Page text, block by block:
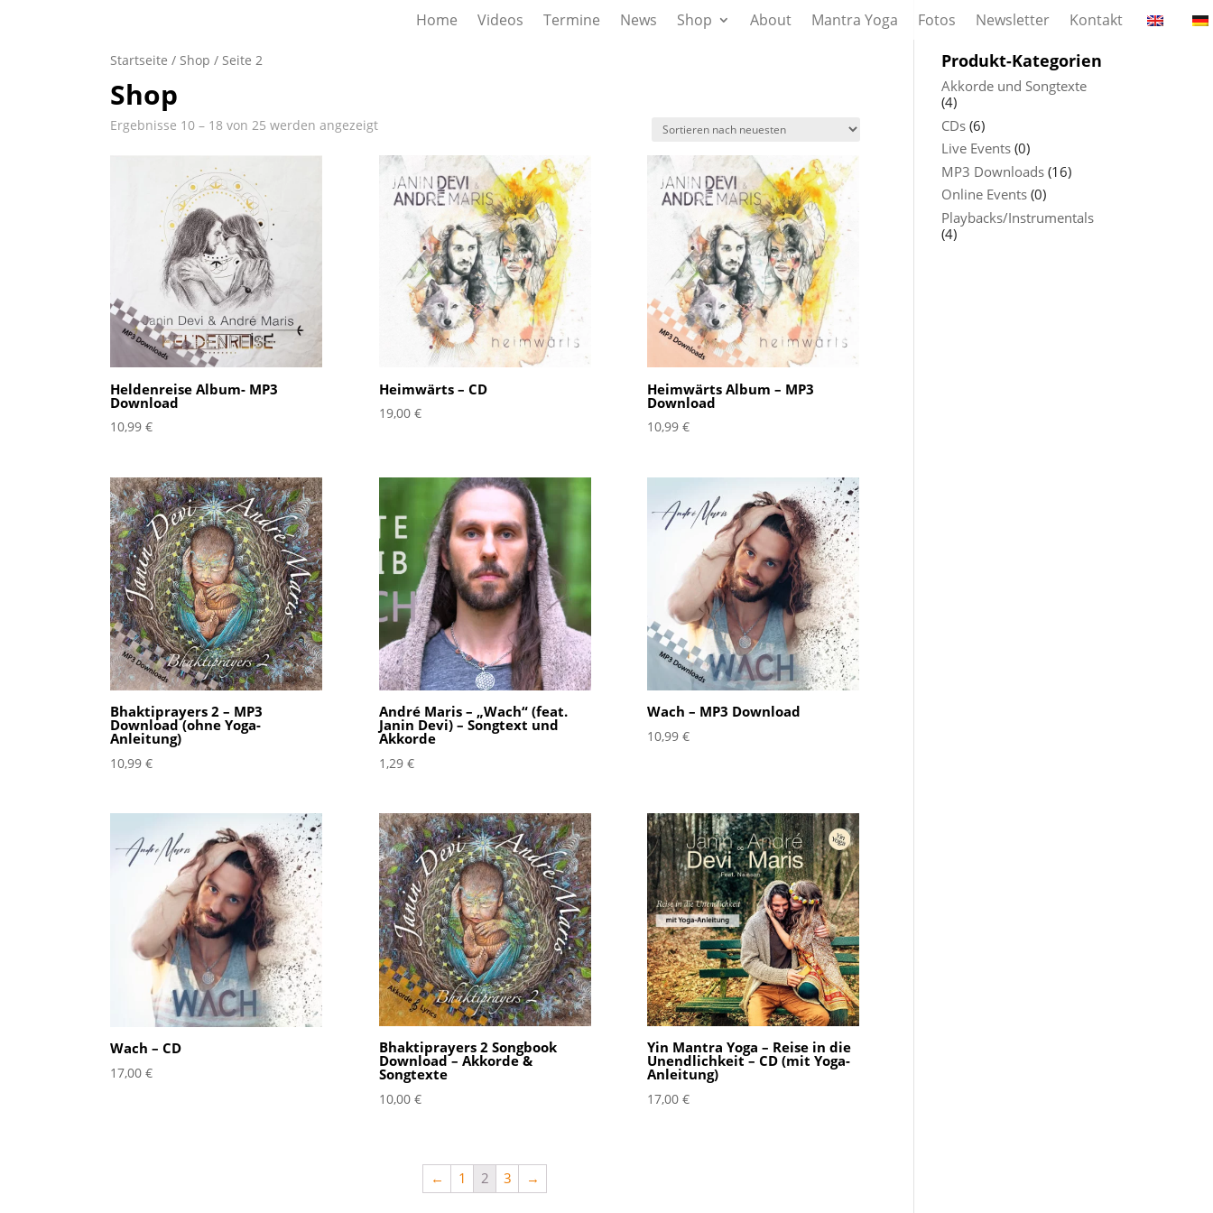
Home Videos Termine News Shop About Mantra Yoga Fotos Newsletter Kontakt
Startseite / Shop / Seite 2
Shop
Ergebnisse 10 – 18 von 25 werden angezeigt
Heldenreise Album- MP3
Download
10,99 €
Heimwärts – CD
19,00 €
Heimwärts Album – MP3
Download
10,99 €
Bhaktiprayers 2 – MP3
Download (ohne Yoga-
Anleitung)
10,99 €
André Maris – „Wach“ (feat.
Janin Devi) – Songtext und
Akkorde
1,29 €
Wach – MP3 Download
10,99 €
Wach – CD
17,00 €
Bhaktiprayers 2 Songbook
Download – Akkorde &
Songtexte
10,00 €
Yin Mantra Yoga – Reise in die
Unendlichkeit – CD (mit Yoga-
Anleitung)
17,00 €
← 1 2 3 →
Produkt-Kategorien
Akkorde und Songtexte
(4)
CDs (6)
Live Events (0)
MP3 Downloads (16)
Online Events (0)
Playbacks/Instrumentals
(4)